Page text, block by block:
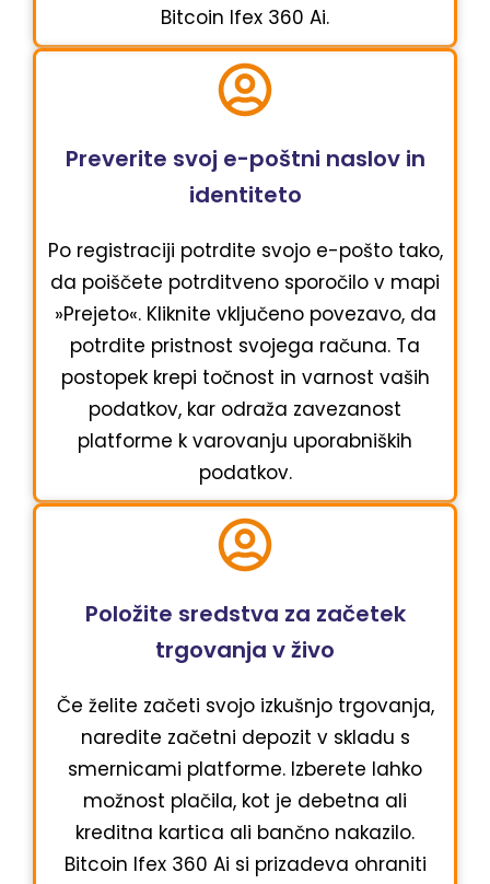
Bitcoin Ifex 360 Ai.
Preverite svoj e-poštni naslov in
identiteto
Po registraciji potrdite svojo e-pošto tako,
da poiščete potrditveno sporočilo v mapi
»Prejeto«. Kliknite vključeno povezavo, da
potrdite pristnost svojega računa. Ta
postopek krepi točnost in varnost vaših
podatkov, kar odraža zavezanost
platforme k varovanju uporabniških
podatkov.
Položite sredstva za začetek
trgovanja v živo
Če želite začeti svojo izkušnjo trgovanja,
naredite začetni depozit v skladu s
smernicami platforme. Izberete lahko
možnost plačila, kot je debetna ali
kreditna kartica ali bančno nakazilo.
Bitcoin Ifex 360 Ai si prizadeva ohraniti